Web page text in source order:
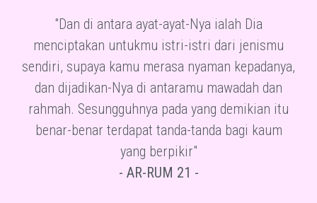
"Dan di antara ayat-ayat-Nya ialah Dia
menciptakan untukmu istri-istri dari jenismu
sendiri, supaya kamu merasa nyaman kepadanya,
dan dijadikan-Nya di antaramu mawadah dan
rahmah. Sesungguhnya pada yang demikian itu
benar-benar terdapat tanda-tanda bagi kaum
yang berpikir"
- AR-RUM 21 -